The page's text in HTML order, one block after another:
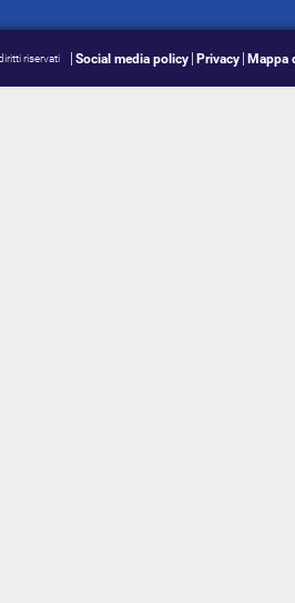
riservati Social media policy Privacy Mappa